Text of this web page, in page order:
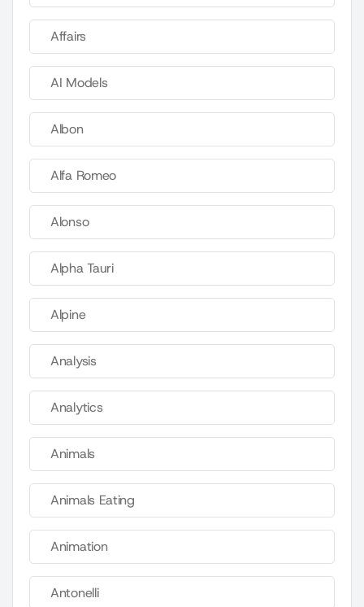
Affairs
AI Models
Albon
Alfa Romeo
Alonso
Alpha Tauri
Alpine
Analysis
Analytics
Animals
Animals Eating
Animation
Antonelli